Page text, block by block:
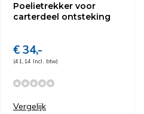
Poelietrekker voor
carterdeel ontsteking
€ 34,-
(41,14 Incl. btw)
Vergelijk